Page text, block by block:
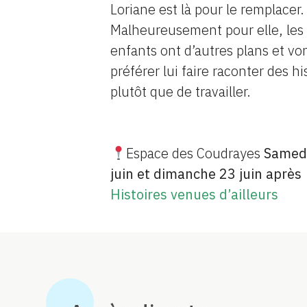
Loriane est là pour le remplacer.
Malheureusement pour elle, les
enfants ont d’autres plans et
préférer lui faire raconter des
plutôt que de travailler.
Espace des Coudrayes
juin et dimanche 23 juin après
Histoires venues d’ailleurs